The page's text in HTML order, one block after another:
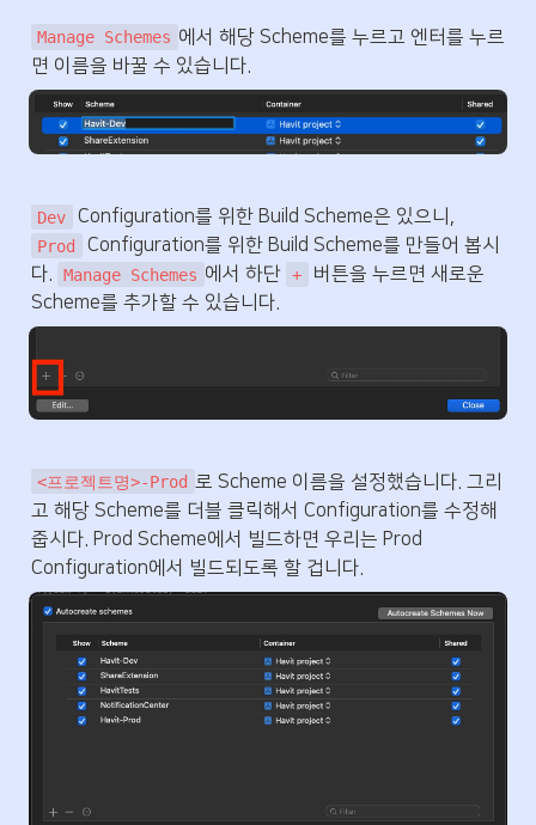
Manage Schemes 에서 해당 Scheme를 누르고 엔터를 누르
면 이름을 바꿀 수 있습니다.
Dev
Prod
Configuration를 위한 Build Scheme를 만들어 봅시
다.
Manage Schemes 에서 하단 +
버튼을 누르면 새로운
Scheme를 추가할 수 있습니다.
<프로젝트명>-Prod 로 Scheme 이름을 설정했습니다. 그리
고 해당 Scheme를 더블 클릭해서 Configuration를 수정해
줍시다. Prod Scheme에서 빌드하면 우리는 Prod
Configuration에서 빌드되도록 할 겁니다.